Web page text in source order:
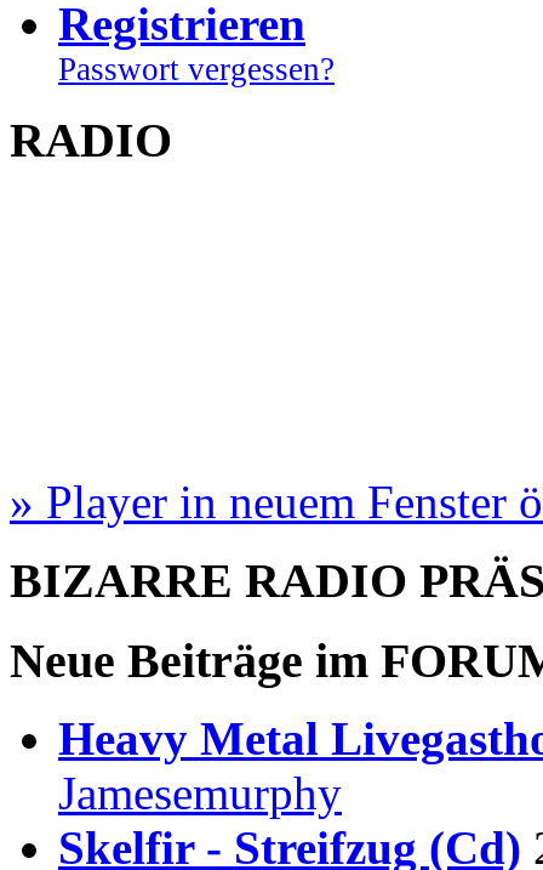
Registrieren
Passwort vergessen?
RADIO
» Player in neuem Fenster
BIZARRE RADIO
Neue Beiträge im
Heavy Metal
Jamesemurphy
Skelfir - Streifzug (Cd)